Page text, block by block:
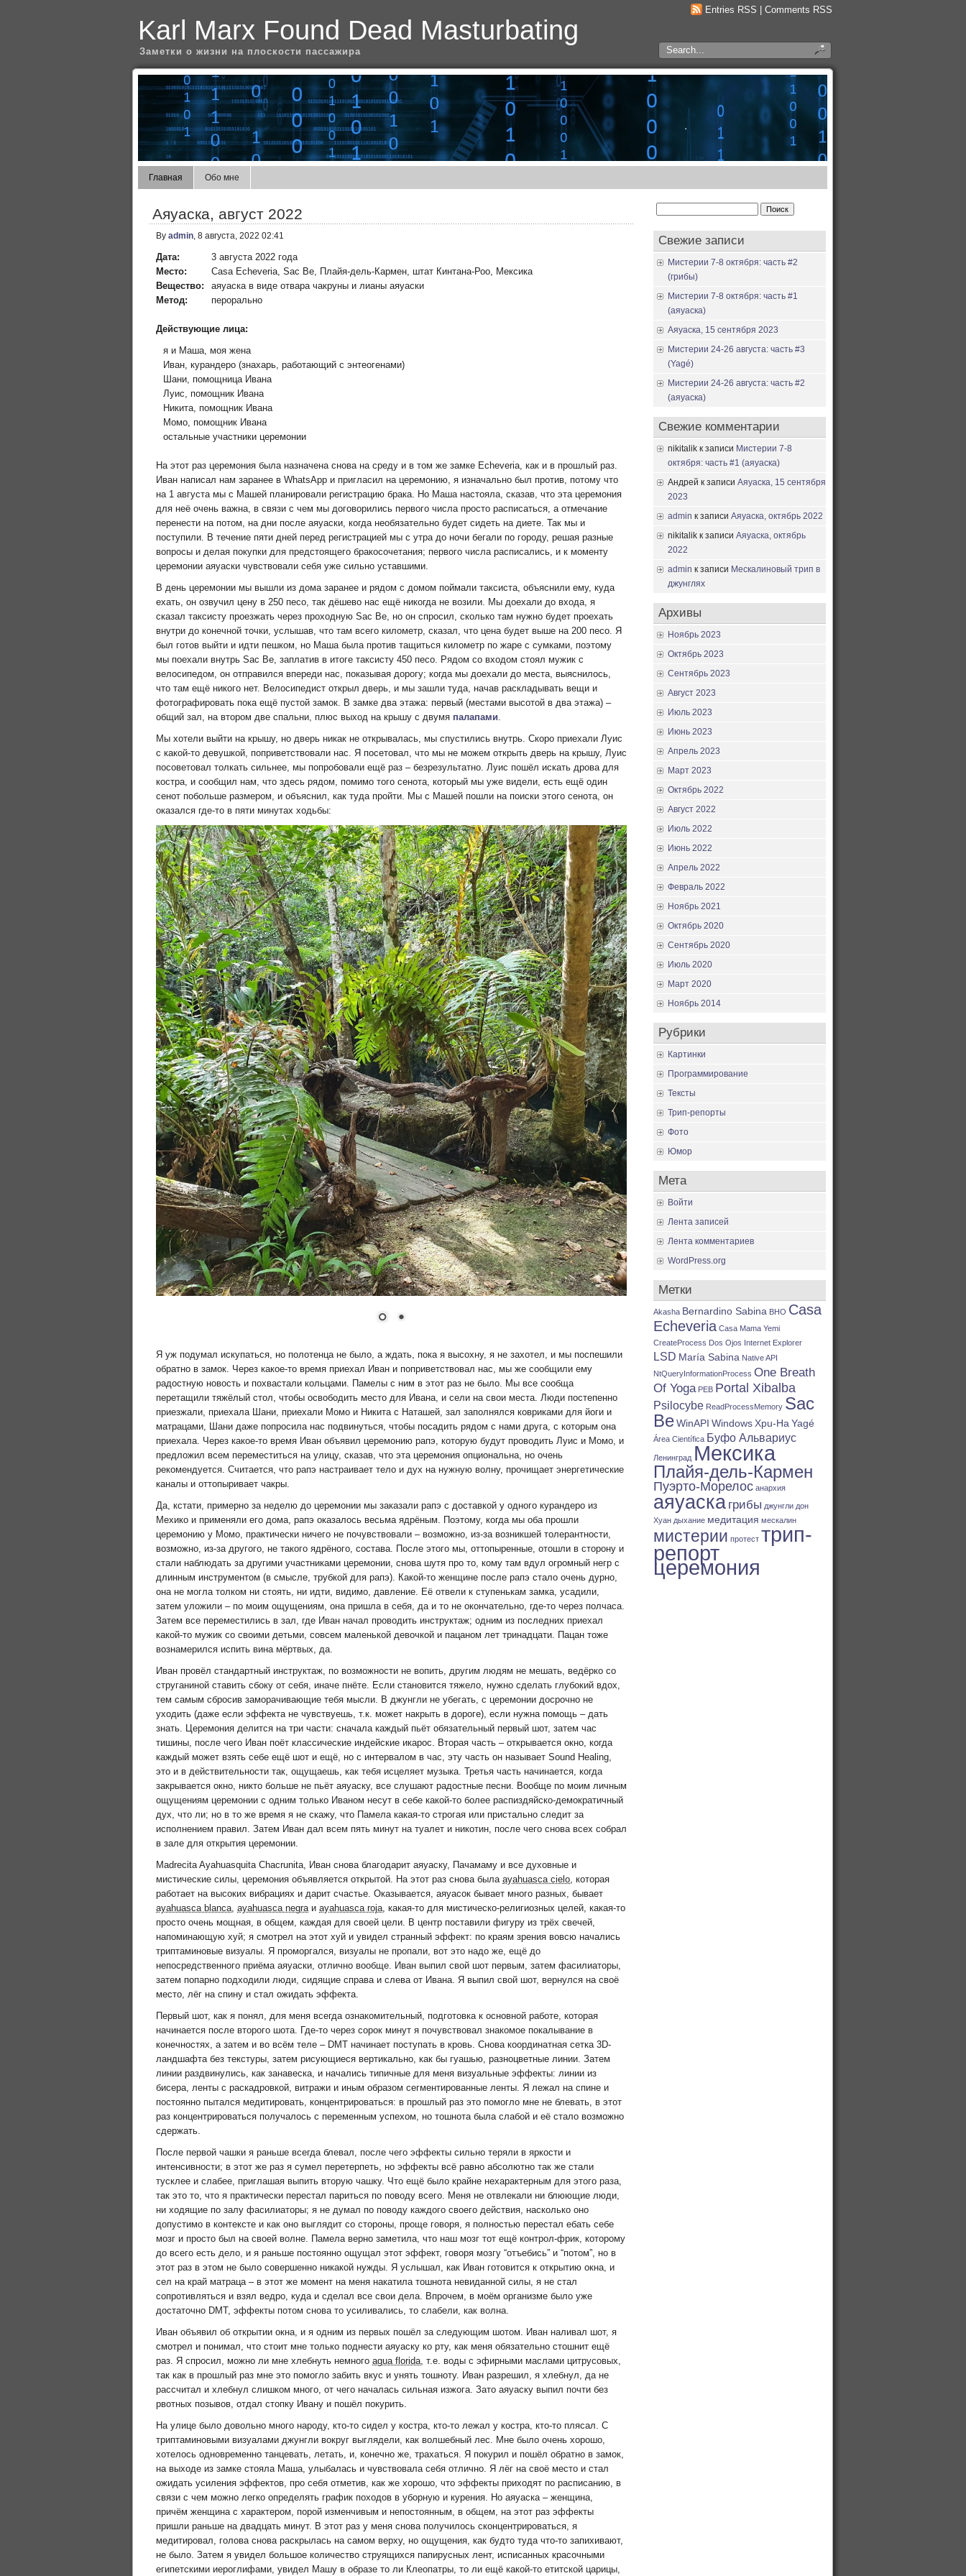
Entries RSS Comments RSS
Karl Marx Found Dead Masturbating
Заметки о жизни на плоскости пассажира
Главная Обо мне
Аяуаска, август 2022
By admin , 8 августа, 2022 02:41
Дата:
3 августа 2022 года
Место:
Casa Echeveria, Sac Be, Плайя-дель-Кармен, штат Кинтана-Роо, Мексика
Вещество:
аяуаска в виде отвара чакруны и лианы аяуаски
Метод:
перорально
Действующие лица:
я и Маша, моя жена
Иван, курандеро (знахарь, работающий с энтеогенами)
Шани, помощница Ивана
Луис, помощник Ивана
Никита, помощник Ивана
Момо, помощник Ивана
остальные участники церемонии
На этот раз церемония была назначена снова на среду и в том же замке Echeveria, как и в прошлый раз.
Иван написал нам заранее в WhatsApp и пригласил на церемонию, я изначально был против, потому что
на 1 августа мы с Машей планировали регистрацию брака. Но Маша настояла, сказав, что эта церемония
для неё очень важна, в связи с чем мы договорились первого числа просто расписаться, а отмечание
перенести на потом, на дни после аяуаски, когда необязательно будет сидеть на диете. Так мы и
поступили. В течение пяти дней перед регистрацией мы с утра до ночи бегали по городу, решая разные
вопросы и делая покупки для предстоящего бракосочетания; первого числа расписались, и к моменту
церемонии аяуаски чувствовали себя уже сильно уставшими.
В день церемонии мы вышли из дома заранее и рядом с домом поймали таксиста, объяснили ему, куда
ехать, он озвучил цену в 250 песо, так дёшево нас ещё никогда не возили. Мы доехали до входа, я
сказал таксисту проезжать через проходную Sac Be, но он спросил, сколько там нужно будет проехать
внутри до конечной точки, услышав, что там всего километр, сказал, что цена будет выше на 200 песо. Я
был готов выйти и идти пешком, но Маша была против тащиться километр по жаре с сумками, поэтому
мы поехали внутрь Sac Be, заплатив в итоге таксисту 450 песо. Рядом со входом стоял мужик с
велосипедом, он отправился впереди нас, показывая дорогу; когда мы доехали до места, выяснилось,
что там ещё никого нет. Велосипедист открыл дверь, и мы зашли туда, начав раскладывать вещи и
фотографировать пока ещё пустой замок. В замке два этажа: первый (местами высотой в два этажа) –
общий зал, на втором две спальни, плюс выход на крышу с двумя палапами.
Мы хотели выйти на крышу, но дверь никак не открывалась, мы спустились внутрь. Скоро приехали Луис
с какой-то девушкой, поприветствовали нас. Я посетовал, что мы не можем открыть дверь на крышу, Луис
посоветовал толкать сильнее, мы попробовали ещё раз – безрезультатно. Луис пошёл искать дрова для
костра, и сообщил нам, что здесь рядом, помимо того сенота, который мы уже видели, есть ещё один
сенот побольше размером, и объяснил, как туда пройти. Мы с Машей пошли на поиски этого сенота, он
оказался где-то в пяти минутах ходьбы:
Я уж подумал искупаться, но полотенца не было, а ждать, пока я высохну, я не захотел, и мы поспешили
обратно в замок. Через какое-то время приехал Иван и поприветствовал нас, мы же сообщили ему
радостную новость и похвастали кольцами. Памелы с ним в этот раз не было. Мы все сообща
перетащили тяжёлый стол, чтобы освободить место для Ивана, и сели на свои места. Люди постепенно
приезжали, приехала Шани, приехали Момо и Никита с Наташей, зал заполнялся ковриками для йоги и
матрацами, Шани даже попросила нас подвинуться, чтобы посадить рядом с нами друга, с которым она
приехала. Через какое-то время Иван объявил церемонию рапэ, которую будут проводить Луис и Момо, и
предложил всем переместиться на улицу, сказав, что эта церемония опциональна, но очень
рекомендуется. Считается, что рапэ настраивает тело и дух на нужную волну, прочищает энергетические
каналы и оттопыривает чакры.
Да, кстати, примерно за неделю до церемонии мы заказали рапэ с доставкой у одного курандеро из
Мехико и применяли его дома, рапэ оказалось весьма ядрёным. Поэтому, когда мы оба прошли
церемонию у Момо, практически ничего не почувствовали – возможно, из-за возникшей толерантности,
возможно, из-за другого, не такого ядрёного, состава. После этого мы, оттопыренные, отошли в сторону и
стали наблюдать за другими участниками церемонии, снова шутя про то, кому там вдул огромный негр с
длинным инструментом (в смысле, трубкой для рапэ). Какой-то женщине после рапэ стало очень дурно,
она не могла толком ни стоять, ни идти, видимо, давление. Её отвели к ступенькам замка, усадили,
затем уложили – по моим ощущениям, она пришла в себя, да и то не окончательно, где-то через полчаса.
Затем все переместились в зал, где Иван начал проводить инструктаж; одним из последних приехал
какой-то мужик со своими детьми, совсем маленькой девочкой и пацаном лет тринадцати. Пацан тоже
вознамерился испить вина мёртвых, да.
Иван провёл стандартный инструктаж, по возможности не вопить, другим людям не мешать, ведёрко со
струганиной ставить сбоку от себя, иначе пнёте. Если становится тяжело, нужно сделать глубокий вдох,
тем самым сбросив заморачивающие тебя мысли. В джунгли не убегать, с церемонии досрочно не
уходить (даже если эффекта не чувствуешь, т.к. может накрыть в дороге), если нужна помощь – дать
знать. Церемония делится на три части: сначала каждый пьёт обязательный первый шот, затем час
тишины, после чего Иван поёт классические индейские икарос. Вторая часть – открывается окно, когда
каждый может взять себе ещё шот и ещё, но с интервалом в час, эту часть он называет Sound Healing,
это и в действительности так, ощущаешь, как тебя исцеляет музыка. Третья часть начинается, когда
закрывается окно, никто больше не пьёт аяуаску, все слушают радостные песни. Вообще по моим личным
ощущениям церемонии с одним только Иваном несут в себе какой-то более распиздяйско-демократичный
дух, что ли; но в то же время я не скажу, что Памела какая-то строгая или пристально следит за
исполнением правил. Затем Иван дал всем пять минут на туалет и никотин, после чего снова всех собрал
в зале для открытия церемонии.
Madrecita Ayahuasquita Chacrunita, Иван снова благодарит аяуаску, Пачамаму и все духовные и
мистические силы, церемония объявляется открытой. На этот раз снова была ayahuasca cielo, которая
работает на высоких вибрациях и дарит счастье. Оказывается, аяуасок бывает много разных, бывает
ayahuasca blanca, ayahuasca negraи ayahuasca roja, какая-то для мистическо-религиозных целей, какая-то
просто очень мощная, в общем, каждая для своей цели. В центр поставили фигуру из трёх свечей,
напоминающую хуй; я смотрел на этот хуй и увидел странный эффект: по краям зрения вовсю начались
триптаминовые визуалы. Я проморгался, визуалы не пропали, вот это надо же, ещё до
непосредственного приёма аяуаски, отлично вообще. Иван выпил свой шот первым, затем фасилиаторы,
затем попарно подходили люди, сидящие справа и слева от Ивана. Я выпил свой шот, вернулся на своё
место, лёг на спину и стал ожидать эффекта.
Первый шот, как я понял, для меня всегда ознакомительный, подготовка к основной работе, которая
начинается после второго шота. Где-то через сорок минут я почувствовал знакомое покалывание в
конечностях, а затем и во всём теле – DMT начинает поступать в кровь. Снова координатная сетка 3D-
ландшафта без текстуры, затем рисующиеся вертикально, как бы гуашью, разноцветные линии. Затем
линии раздвинулись, как занавеска, и начались типичные для меня визуальные эффекты: линии из
бисера, ленты с раскадровкой, витражи и иным образом сегментированные ленты. Я лежал на спине и
постоянно пытался медитировать, концентрироваться: в прошлый раз это помогло мне не блевать, в этот
раз концентрироваться получалось с переменным успехом, но тошнота была слабой и её стало возможно
сдержать.
После первой чашки я раньше всегда блевал, после чего эффекты сильно теряли в яркости и
интенсивности; в этот же раз я сумел перетерпеть, но эффекты всё равно абсолютно так же стали
тусклее и слабее, приглашая выпить вторую чашку. Что ещё было крайне нехарактерным для этого раза,
так это то, что я практически перестал париться по поводу всего. Меня не отвлекали ни блюющие люди,
ни ходящие по залу фасилиаторы; я не думал по поводу каждого своего действия, насколько оно
допустимо в контексте и как оно выглядит со стороны, проще говоря, я полностью перестал ебать себе
мозг и просто был на своей волне. Памела верно заметила, что наш мозг тот ещё контрол-фрик, которому
до всего есть дело, и я раньше постоянно ощущал этот эффект, говоря мозгу “отъебись” и “потом”, но в
этот раз в этом не было совершенно никакой нужды. Я услышал, как Иван готовится к открытию окна, и
сел на край матраца – в этот же момент на меня накатила тошнота невиданной силы, я не стал
сопротивляться и взял ведро, куда и сделал все свои дела. Впрочем, в моём организме было уже
достаточно DMT, эффекты потом снова то усиливались, то слабели, как волна.
Иван объявил об открытии окна, и я одним из первых пошёл за следующим шотом. Иван наливал шот, я
смотрел и понимал, что стоит мне только поднести аяуаску ко рту, как меня обязательно стошнит ещё
раз. Я спросил, можно ли мне хлебнуть немного agua florida, т.е. воды с эфирными маслами цитрусовых,
так как в прошлый раз мне это помогло забить вкус и унять тошноту. Иван разрешил, я хлебнул, да не
рассчитал и хлебнул слишком много, от чего началась сильная изжога. Зато аяуаску выпил почти без
рвотных позывов, отдал стопку Ивану и пошёл покурить.
На улице было довольно много народу, кто-то сидел у костра, кто-то лежал у костра, кто-то плясал. С
триптаминовыми визуалами джунгли вокруг выглядели, как волшебный лес. Мне было очень хорошо,
хотелось одновременно танцевать, летать, и, конечно же, трахаться. Я покурил и пошёл обратно в замок,
на выходе из замке стояла Маша, улыбалась и чувствовала себя отлично. Я лёг на своё место и стал
ожидать усиления эффектов, про себя отметив, как же хорошо, что эффекты приходят по расписанию, в
связи с чем можно легко определять график походов в уборную и курения. Но аяуаска – женщина,
причём женщина с характером, порой изменчивым и непостоянным, в общем, на этот раз эффекты
пришли раньше на двадцать минут. В этот раз у меня снова получилось сконцентрироваться, я
медитировал, голова снова раскрылась на самом верху, но ощущения, как будто туда что-то запихивают,
не было. Затем я увидел большое количество струящихся папирусных лент, исписанных красочными
египетскими иероглифами, увидел Машу в образе то ли Клеопатры, то ли ещё какой-то етитской царицы,
Свежие записи
Мистерии 7-8 октября: часть #2
(грибы)
Мистерии 7-8 октября: часть #1
(аяуаска)
Аяуаска, 15 сентября 2023
Мистерии 24-26 августа: часть #3
(Yagé)
Мистерии 24-26 августа: часть #2
(аяуаска)
Свежие комментарии
nikitalik к записи Мистерии 7-8
октября: часть #1 (аяуаска)
Андрей к записи Аяуаска, 15 сентября
2023
admin к записи Аяуаска, октябрь 2022
nikitalik к записи Аяуаска, октябрь
2022
admin к записи Мескалиновый трип в
джунглях
Архивы
Ноябрь 2023
Октябрь 2023
Сентябрь 2023
Август 2023
Июль 2023
Июнь 2023
Апрель 2023
Март 2023
Октябрь 2022
Август 2022
Июль 2022
Июнь 2022
Апрель 2022
Февраль 2022
Ноябрь 2021
Октябрь 2020
Сентябрь 2020
Июль 2020
Март 2020
Ноябрь 2014
Рубрики
Картинки
Программирование
Тексты
Трип-репорты
Фото
Юмор
Мета
Войти
Лента записей
Лента комментариев
WordPress.org
Метки
Akasha Bernardino Sabina BHO Casa
Echeveria Casa Mama Yemi
CreateProcess Dos Ojos Internet Explorer
LSD María Sabina Native API
NtQueryInformationProcess One Breath
Of Yoga PEB Portal Xibalba
Psilocybe ReadProcessMemory Sac
Be WinAPI Windows Xpu-Ha Yagé
Área Científica Буфо Альвариус
Ленинград Мексика
Плайя-дель-Кармен
Пуэрто-Морелос анархия
аяуаска грибы джунгли дон
Хуан дыхание медитация мескалин
мистерии протест трип-
репорт
церемония